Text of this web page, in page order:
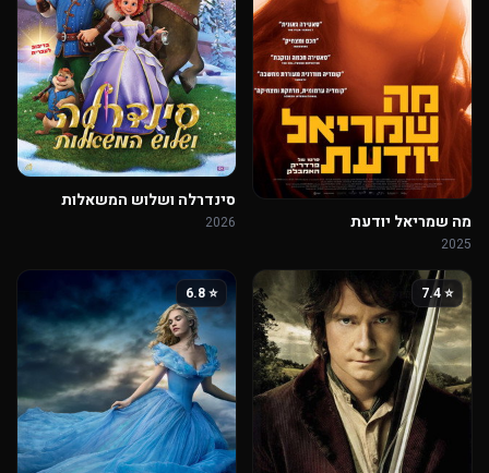
מה שמריאל יודעת
2025
סינדרלה ושלוש המשאלות
2026
⭐ 7.4
⭐ 6.8